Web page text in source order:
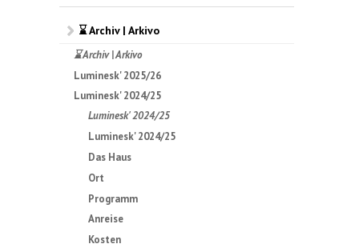
⌛ Archiv | Arkivo
⌛ Archiv | Arkivo
Luminesk' 2025/26
Luminesk' 2024/25
Luminesk' 2024/25
Luminesk' 2024/25
Das Haus
Ort
Programm
Anreise
Kosten